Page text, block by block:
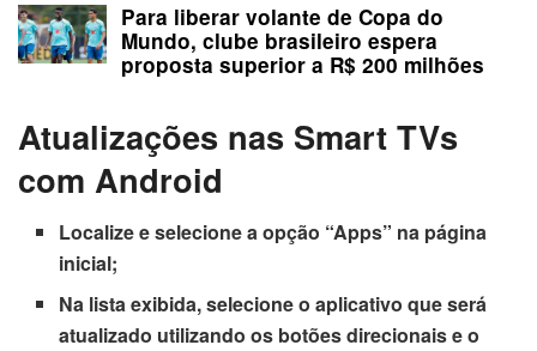
Para liberar volante de Copa do
Mundo, clube brasileiro espera
proposta superior a R$ 200 milhões
Atualizações nas Smart TVs
com Android
Localize e selecione a opção “Apps” na página
inicial;
Na lista exibida, selecione o aplicativo que será
atualizado utilizando os botões direcionais e o